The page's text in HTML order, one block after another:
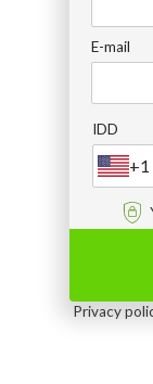
E-mail
IDD
+1
Privacy